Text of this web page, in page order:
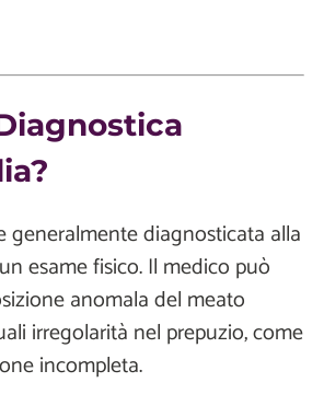
generalmente diagnosticata alla
esame fisico. Il medico può
anomala del meato
irregolarità nel prepuzio, come
incompleta.